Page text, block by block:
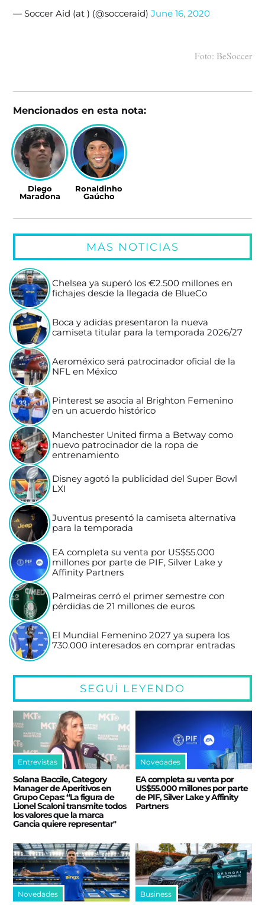
— Soccer Aid (at ) (@socceraid)June 16, 2020
Foto: BeSoccer
Mencionados en esta nota:
Diego
Maradona
Ronaldinho
Gaúcho
MÁS NOTICIAS
Chelsea ya superó los €2.500 millones en
fichajes desde la llegada de BlueCo
Boca y adidas presentaron la nueva
camiseta titular para la temporada 2026/27
Aeroméxico será patrocinador oficial de la
NFL en México
Pinterest se asocia al Brighton Femenino
en un acuerdo histórico
Manchester United firma a Betway como
nuevo patrocinador de la ropa de
entrenamiento
Disney agotó la publicidad del Super Bowl
LXI
Juventus presentó la camiseta alternativa
para la temporada
EA completa su venta por US$55.000
millones por parte de PIF, Silver Lake y
Affinity Partners
Palmeiras cerró el primer semestre con
pérdidas de 21 millones de euros
El Mundial Femenino 2027 ya supera los
730.000 interesados en comprar entradas
SEGUÍ LEYENDO
Entrevistas
Solana Baccile, Category
Manager de Aperitivos en
Grupo Cepas: “La figura de
Lionel Scaloni transmite todos
los valores que la marca
Gancia quiere representar"
Novedades
EA completa su venta por
US$55.000 millones por parte
de PIF, Silver Lake y Affinity
Partners
Novedades Business